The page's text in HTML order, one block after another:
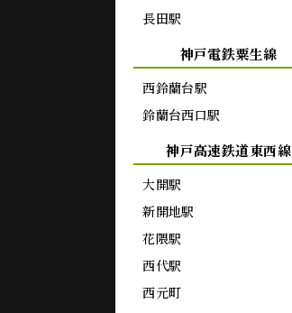
長田駅
神戸電鉄粟生線
西鈴蘭台駅
鈴蘭台西口駅
神戸高速鉄道東西線
大開駅
新開地駅
花隈駅
西代駅
西元町